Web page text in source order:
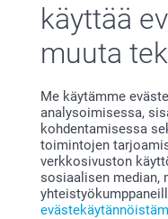
käyttää
muuta
Me käytämme
analysoimisessa,
kohdentamisessa
toimintojen
verkkosivuston
sosiaalisen median,
Bonusta